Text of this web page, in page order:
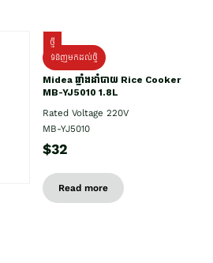
ថ្មី
ទំនិញមកដល់ថ្មិ
Midea ឆ្នាំងដាំបាយ Rice Cooker
MB-YJ5010 1.8L
Rated Voltage 220V
MB-YJ5010
$32
Read more